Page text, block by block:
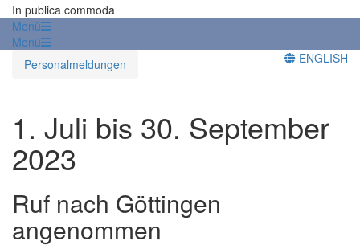
In publica commoda
Menü
Menü
Personalmeldungen
ENGLISH
1. Juli bis 30. September
2023
Ruf nach Göttingen
angenommen